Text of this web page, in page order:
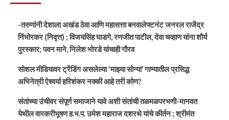
-तरुणांनी देशाला अखंड ठेवा आणि महासत्ता बनवालेफ्टनंट जनरल राजेंद्र
निंभोरकर (निवृत्त) ; विजयसिंह घाडगे, रणजीत पाटील, देवा चव्हाण यांना शौर्य
पुरस्कार; पवन माने, निलेश भोरडे यांचाही गौरव
सोशल मीडियावर ट्रेंडिंग असलेल्या ‘माझ्या सोन्या’ गाण्यातील प्रसिद्ध
अभिनेत्री ऐश्वर्या हरिशंकर नक्की आहे तरी कोण?
संतांच्या उंचीवर संपूर्ण समाजाने यावे अशी संतांची तळमळपरभणी-मानवत
येथील वारकरीभूषण ह.भ.प. उमेश महाराज दशरथे यांचे कीर्तन ; श्रीमंत